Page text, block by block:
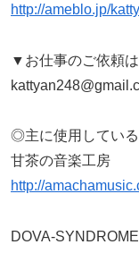
http://ameblo.jp/
▼お仕事のご依頼
◎主に使用してい
甘茶の音楽工房
http://
DOVA-SYNDROME